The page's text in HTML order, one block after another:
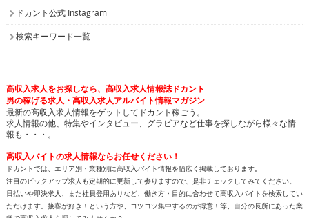
ドカント公式 Instagram
検索キーワード一覧
高収入求人をお探しなら、高収入求人情報誌ドカント
男の稼げる求人・高収入求人アルバイト情報マガジン
最新の高収入求人情報をゲットしてドカント稼ごう。
求人情報の他、特集やインタビュー、グラビアなど仕事を探しながら様々な情
報も・・・。
高収入バイトの求人情報ならお任せください！
ドカントでは、エリア別・業種別に高収入バイト情報を幅広く掲載しております。
注目のピックアップ求人も定期的に更新して参りますので、是非チェックしてみてください。
日払いや即決求人、また社員登用ありなど、働き方・目的に合わせて高収入バイトを検索してい
ただけます。接客が好き！という方や、コツコツ集中するのが得意！等、自分の長所にあった業